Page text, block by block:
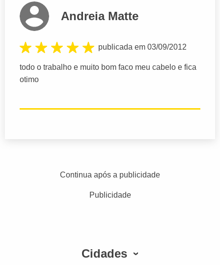
Andreia Matte
publicada em 03/09/2012
todo o trabalho e muito bom faco meu cabelo e fica
otimo
Continua após a publicidade
Publicidade
Cidades